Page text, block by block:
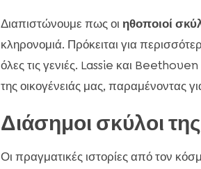
Διαπιστώνουμε πως οι ηθοποιοί
κληρονομιά. Πρόκειται για
όλες τις γενιές. Lassie και
της οικογένειάς μας, παραμένοντας
Διάσημοι σκύλοι
Οι πραγματικές ιστορίες από τον